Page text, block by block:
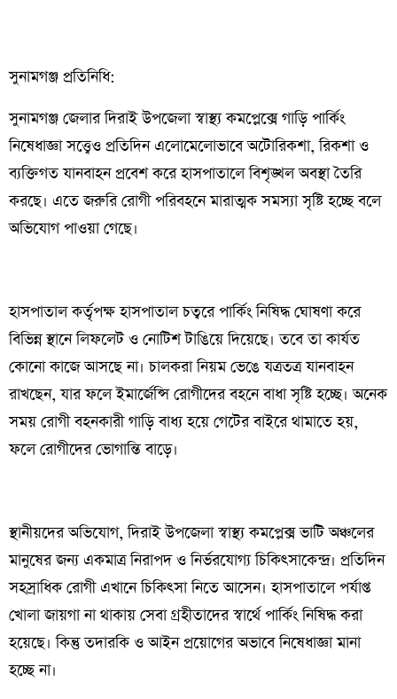
সুনামগঞ্জ প্রতিনিধি:
সুনামগঞ্জ জেলার দিরাই উপজেলা স্বাস্থ্য কমপ্লেক্সে গাড়ি পার্কিং
নিষেধাজ্ঞা সত্ত্বেও প্রতিদিন এলোমেলোভাবে অটোরিকশা, রিকশা ও
ব্যক্তিগত যানবাহন প্রবেশ করে হাসপাতালে বিশৃঙ্খল অবস্থা তৈরি
করছে। এতে জরুরি রোগী পরিবহনে মারাত্মক সমস্যা সৃষ্টি হচ্ছে বলে
অভিযোগ পাওয়া গেছে।
হাসপাতাল কর্তৃপক্ষ হাসপাতাল চত্বরে পার্কিং নিষিদ্ধ ঘোষণা করে
বিভিন্ন স্থানে লিফলেট ও নোটিশ টাঙিয়ে দিয়েছে। তবে তা কার্যত
কোনো কাজে আসছে না। চালকরা নিয়ম ভেঙে যত্রতত্র যানবাহন
রাখছেন, যার ফলে ইমার্জেন্সি রোগীদের বহনে বাধা সৃষ্টি হচ্ছে। অনেক
সময় রোগী বহনকারী গাড়ি বাধ্য হয়ে গেটের বাইরে থামাতে হয়,
ফলে রোগীদের ভোগান্তি বাড়ে।
স্থানীয়দের অভিযোগ, দিরাই উপজেলা স্বাস্থ্য কমপ্লেক্স ভাটি অঞ্চলের
মানুষের জন্য একমাত্র নিরাপদ ও নির্ভরযোগ্য চিকিৎসাকেন্দ্র। প্রতিদিন
সহস্রাধিক রোগী এখানে চিকিৎসা নিতে আসেন। হাসপাতালে পর্যাপ্ত
খোলা জায়গা না থাকায় সেবা গ্রহীতাদের স্বার্থে পার্কিং নিষিদ্ধ করা
হয়েছে। কিন্তু তদারকি ও আইন প্রয়োগের অভাবে নিষেধাজ্ঞা মানা
হচ্ছে না।